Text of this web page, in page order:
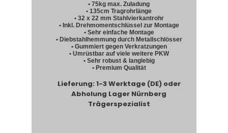
• 75kg max. Zuladung
• 135cm Tragrohrlänge
• 32 x 22 mm Stahlvierkantrohr
• Inkl. Drehmomentschlüssel zur Montage
• Sehr einfache Montage
• Diebstahlhemmung durch Metallschlösser
• Gummiert gegen Verkratzungen
• Umrüstbar auf viele weitere PKW
• Sehr robust & langlebig
• Premium Qualität
Lieferung: 1-3 Werktage (DE) oder
Abholung Lager Nürnberg
Trägerspezialist